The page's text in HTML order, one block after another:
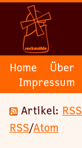
Home Über
Impressum
Artikel: RSS
RSS/Atom